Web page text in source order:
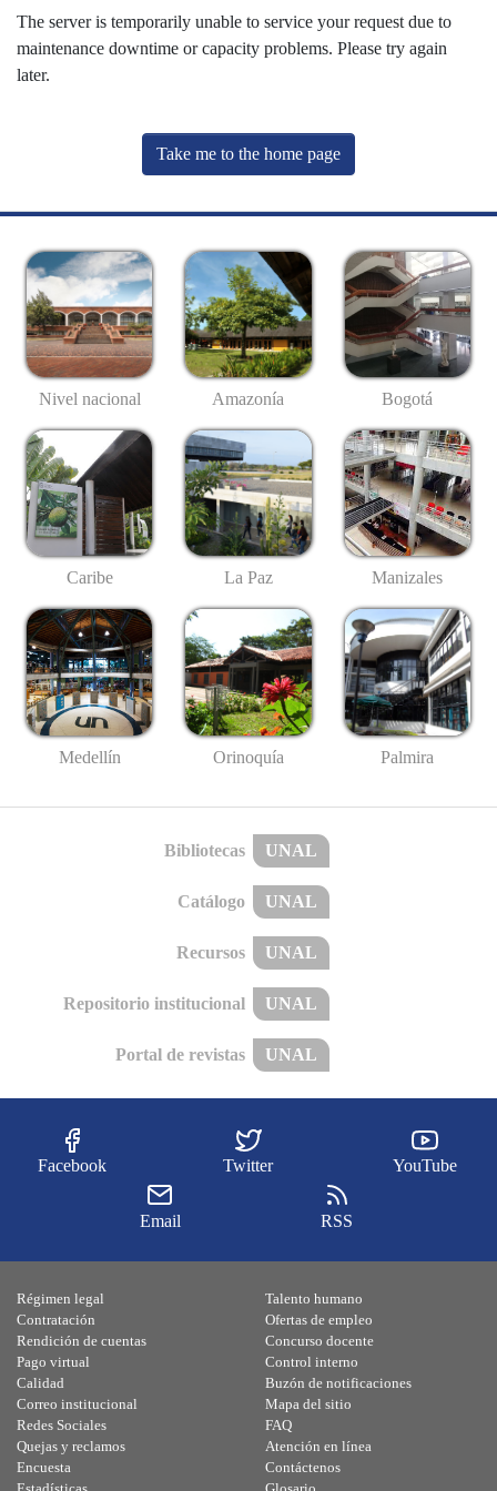
The server is temporarily unable to service your request due to
maintenance downtime or capacity problems. Please try again
later.
Take me to the home page
Nivel nacional Amazonía Bogotá
Caribe La Paz Manizales
Medellín Orinoquía Palmira
Bibliotecas UNAL
Catálogo UNAL
Recursos UNAL
Repositorio institucional UNAL
Portal de revistas UNAL
Facebook Twitter YouTube
Email RSS
Régimen legal
Contratación
Rendición de cuentas
Pago virtual
Calidad
Talento humano
Ofertas de empleo
Concurso docente
Control interno
Buzón de notificaciones
Correo institucional
Redes Sociales
Quejas y reclamos
Encuesta
Mapa del sitio
FAQ
Atención en línea
Contáctenos